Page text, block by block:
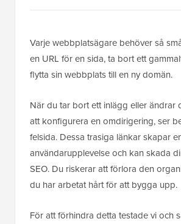
Varje webbplatsägare behöver så
en URL för en sida, ta bort ett
flytta sin webbplats till en ny domän.
När du tar bort ett inlägg eller ändrar
att konfigurera en omdirigering, ser
felsida. Dessa trasiga länkar skapar
användarupplevelse och kan skada
SEO. Du riskerar att förlora den
du har arbetat hårt för att bygga upp.
För att förhindra detta testade vi och